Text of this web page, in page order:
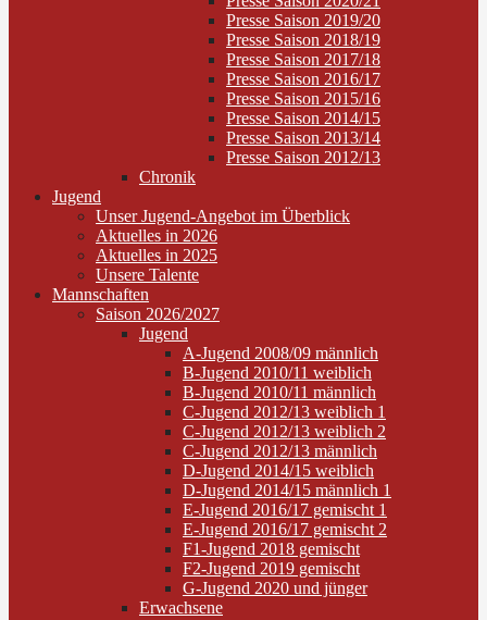
Presse Saison 2019/20
Presse Saison 2018/19
Presse Saison 2017/18
Presse Saison 2016/17
Presse Saison 2015/16
Presse Saison 2014/15
Presse Saison 2013/14
Presse Saison 2012/13
Chronik
Jugend
Unser Jugend-Angebot im Überblick
Aktuelles in 2026
Aktuelles in 2025
Unsere Talente
Mannschaften
Saison 2026/2027
Jugend
A-Jugend 2008/09 männlich
B-Jugend 2010/11 weiblich
B-Jugend 2010/11 männlich
C-Jugend 2012/13 weiblich 1
C-Jugend 2012/13 weiblich 2
C-Jugend 2012/13 männlich
D-Jugend 2014/15 weiblich
D-Jugend 2014/15 männlich 1
E-Jugend 2016/17 gemischt 1
E-Jugend 2016/17 gemischt 2
F1-Jugend 2018 gemischt
F2-Jugend 2019 gemischt
G-Jugend 2020 und jünger
Erwachsene